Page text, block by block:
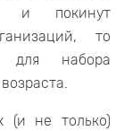
и покинут
то
для набора
(и не только)